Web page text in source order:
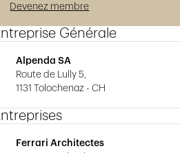
Devenez membre
Générale
Alpenda SA
Route de Lully 5,
1131 Tolochenaz - CH
Ferrari Architectes